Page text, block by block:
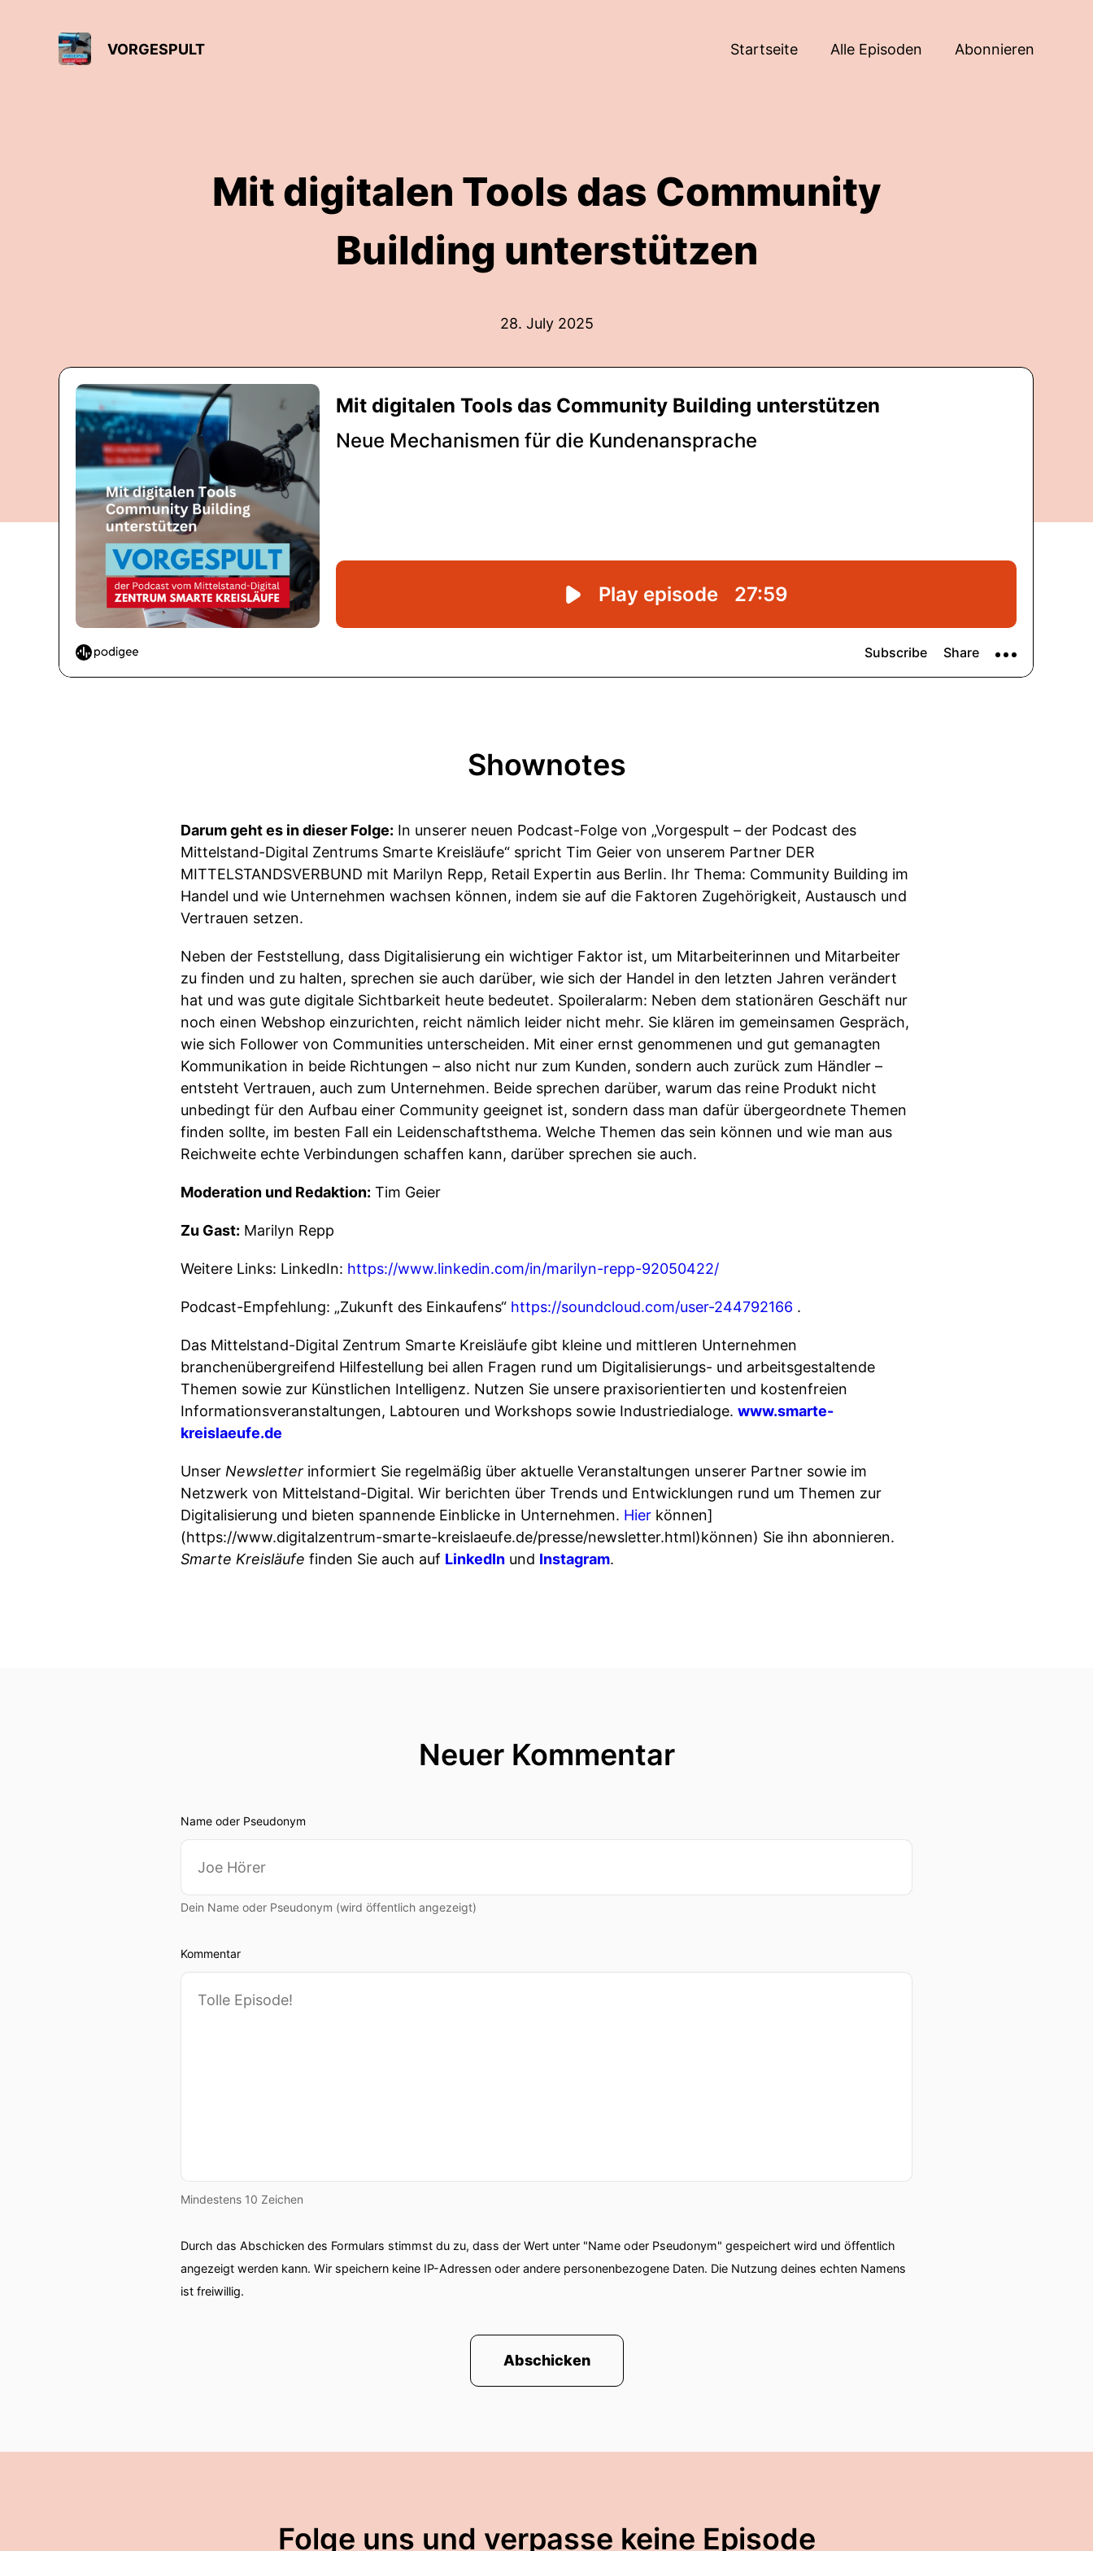
VORGESPULT Startseite Alle Episoden Abonnieren
Mit digitalen Tools das Community
Building unterstützen
28. July 2025
Shownotes
Darum geht es in dieser Folge: In unserer neuen Podcast-Folge von „Vorgespult – der Podcast des
Mittelstand-Digital Zentrums Smarte Kreisläufe“ spricht Tim Geier von unserem Partner DER
MITTELSTANDSVERBUND mit Marilyn Repp, Retail Expertin aus Berlin. Ihr Thema: Community Building im
Handel und wie Unternehmen wachsen können, indem sie auf die Faktoren Zugehörigkeit, Austausch und
Vertrauen setzen.
Neben der Feststellung, dass Digitalisierung ein wichtiger Faktor ist, um Mitarbeiterinnen und Mitarbeiter
zu finden und zu halten, sprechen sie auch darüber, wie sich der Handel in den letzten Jahren verändert
hat und was gute digitale Sichtbarkeit heute bedeutet. Spoileralarm: Neben dem stationären Geschäft nur
noch einen Webshop einzurichten, reicht nämlich leider nicht mehr. Sie klären im gemeinsamen Gespräch,
wie sich Follower von Communities unterscheiden. Mit einer ernst genommenen und gut gemanagten
Kommunikation in beide Richtungen – also nicht nur zum Kunden, sondern auch zurück zum Händler –
entsteht Vertrauen, auch zum Unternehmen. Beide sprechen darüber, warum das reine Produkt nicht
unbedingt für den Aufbau einer Community geeignet ist, sondern dass man dafür übergeordnete Themen
finden sollte, im besten Fall ein Leidenschaftsthema. Welche Themen das sein können und wie man aus
Reichweite echte Verbindungen schaffen kann, darüber sprechen sie auch.
Moderation und Redaktion: Tim Geier
Zu Gast: Marilyn Repp
Weitere Links: LinkedIn: https://www.linkedin.com/in/marilyn-repp-92050422/
Podcast-Empfehlung: „Zukunft des Einkaufens“ https://soundcloud.com/user-244792166 .
Das Mittelstand-Digital Zentrum Smarte Kreisläufe gibt kleine und mittleren Unternehmen
branchenübergreifend Hilfestellung bei allen Fragen rund um Digitalisierungs- und arbeitsgestaltende
Themen sowie zur Künstlichen Intelligenz. Nutzen Sie unsere praxisorientierten und kostenfreien
Informationsveranstaltungen, Labtouren und Workshops sowie Industriedialoge. www.smarte-
kreislaeufe.de
Unser Newsletter informiert Sie regelmäßig über aktuelle Veranstaltungen unserer Partner sowie im
Netzwerk von Mittelstand-Digital. Wir berichten über Trends und Entwicklungen rund um Themen zur
Digitalisierung und bieten spannende Einblicke in Unternehmen. Hier können]
(https://www.digitalzentrum-smarte-kreislaeufe.de/presse/newsletter.html)können) Sie ihn abonnieren.
Smarte Kreisläufe finden Sie auch auf LinkedIn und Instagram.
Neuer Kommentar
Name oder Pseudonym
Dein Name oder Pseudonym (wird öffentlich angezeigt)
Kommentar
Mindestens 10 Zeichen
Durch das Abschicken des Formulars stimmst du zu, dass der Wert unter "Name oder Pseudonym" gespeichert wird und öffentlich
angezeigt werden kann. Wir speichern keine IP-Adressen oder andere personenbezogene Daten. Die Nutzung deines echten Namens
ist freiwillig.
Abschicken
Folge uns und verpasse keine Episode